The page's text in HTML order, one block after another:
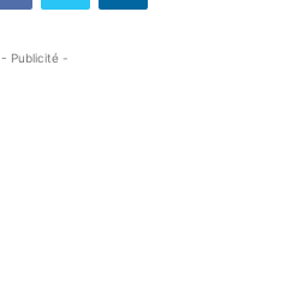
- Publicité -